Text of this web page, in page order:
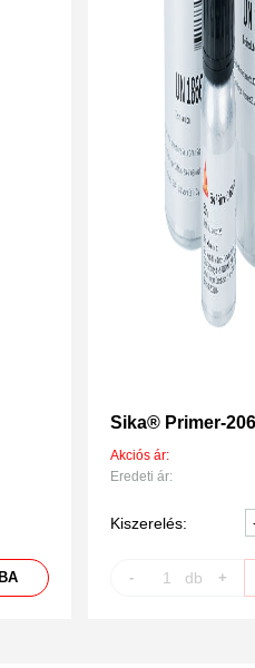
Sika® Primer-
Akciós ár:
Eredeti ár:
Kiszerelés:
- db +